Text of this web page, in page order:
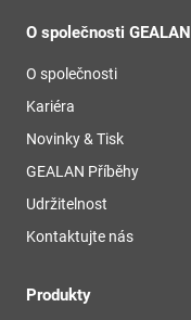
O společnosti GEALAN
O společnosti
Kariéra
Novinky & Tisk
GEALAN Příběhy
Udržitelnost
Kontaktujte nás
Produkty